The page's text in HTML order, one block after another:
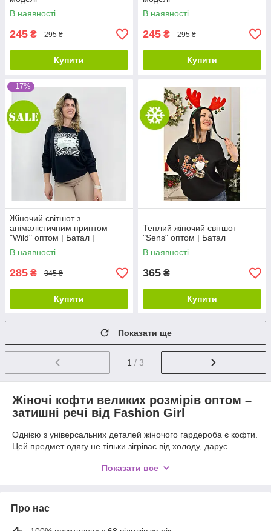
В наявності
245 ₴ 295 ₴
Купити
В наявності
245 ₴ 295 ₴
Купити
–17%
Жіночий світшот з
анімалістичним принтом
"Wild" оптом | Батал |
Розпродаж моделі
В наявності
285 ₴ 345 ₴
Купити
Теплий жіночий світшот
"Sens" оптом | Батал
В наявності
365 ₴
Купити
Показати ще
1 / 3
Жіночі кофти великих розмірів оптом –
затишні речі від Fashion Girl
Однією з універсальних деталей жіночого гардероба є кофти.
Цей предмет одягу не тільки зігріває від холоду, дарує
дизайнерським рішенням і різноманітності фасонів вони
Виробники жіночого одягу радують актуальними моделями
Показати все
Про нас